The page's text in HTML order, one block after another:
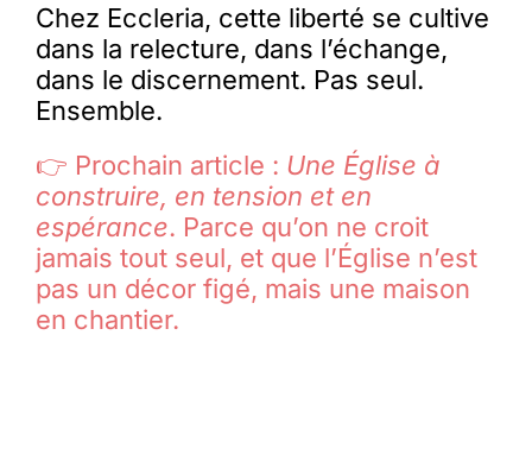
Chez Eccleria, cette liberté se cultive
dans la relecture, dans l’échange,
dans le discernement. Pas seul.
Ensemble.
👉 Prochain article : Une Église à
construire, en tension et en
espérance. Parce qu’on ne croit
jamais tout seul, et que l’Église n’est
pas un décor figé, mais une maison
en chantier.